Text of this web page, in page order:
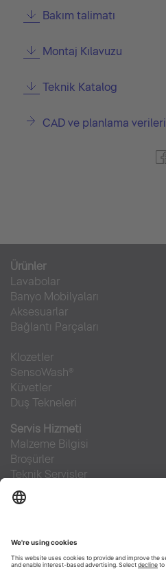
Bakım talimatı
Montaj Kılavuzu
Teknik Katalog
CAD ve planlama verileri
Ürünler
Lavabolar
Banyo Mobilyaları
Aksesuarlar
Bağlantı Parçaları
Klozetler
SensoWash®
Küvetler
Duş Tekneleri
Servis Hizmeti
Malzeme Bilgisi
Broşürler
Teknik Servisler
Sıkça sorulan sorular
Facebook